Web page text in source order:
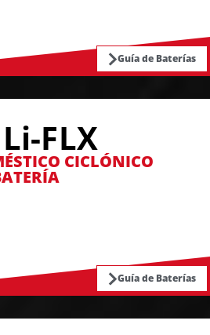
Guía de Baterías
FLX
CICLÓNICO
Guía de Baterías